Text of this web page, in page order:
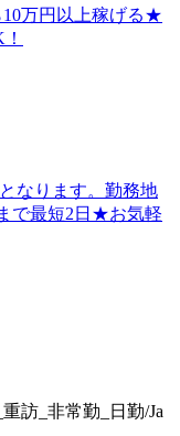
万円以上稼げる★
なります。勤務地
で最短2日★お気軽
訪_非常勤_日勤/Ja